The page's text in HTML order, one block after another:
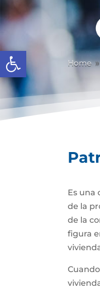
Abrir barra de
Home
Es una
de la
de la
figura